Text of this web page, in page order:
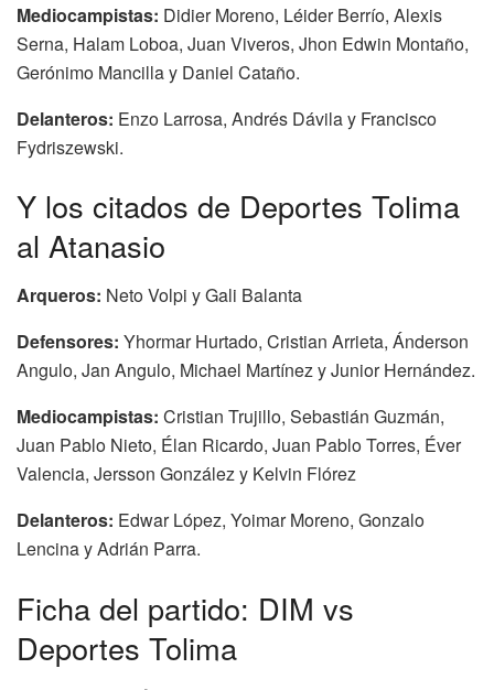
Mediocampistas: Didier Moreno, Léider Berrío, Alexis
Serna, Halam Loboa, Juan Viveros, Jhon Edwin Montaño,
Gerónimo Mancilla y Daniel Cataño.
Delanteros: Enzo Larrosa, Andrés Dávila y Francisco
Fydriszewski.
Y los citados de Deportes Tolima
al Atanasio
Arqueros: Neto Volpi y Gali Balanta
Defensores: Yhormar Hurtado, Cristian Arrieta, Ánderson
Angulo, Jan Angulo, Michael Martínez y Junior Hernández.
Mediocampistas: Cristian Trujillo, Sebastián Guzmán,
Juan Pablo Nieto, Élan Ricardo, Juan Pablo Torres, Éver
Valencia, Jersson González y Kelvin Flórez
Delanteros: Edwar López, Yoimar Moreno, Gonzalo
Lencina y Adrián Parra.
Ficha del partido: DIM vs
Deportes Tolima